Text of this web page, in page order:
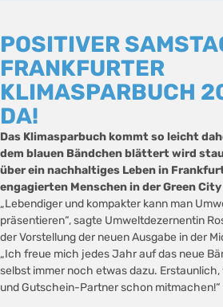
POSITIVER
FRANKFURTER
KLIMASPARBUCH
DA!
Das Klimasparbuch kommt so leicht
dem blauen Bändchen blättert wird
über ein nachhaltiges Leben in
engagierten Menschen in der Green
„Lebendiger und kompakter kann man
präsentieren“, sagte Umweltdezernentin
der Vorstellung der neuen Ausgabe in der
„Ich freue mich jedes Jahr auf das neue
selbst immer noch etwas dazu.
und Gutschein-Partner schon mitmachen!“